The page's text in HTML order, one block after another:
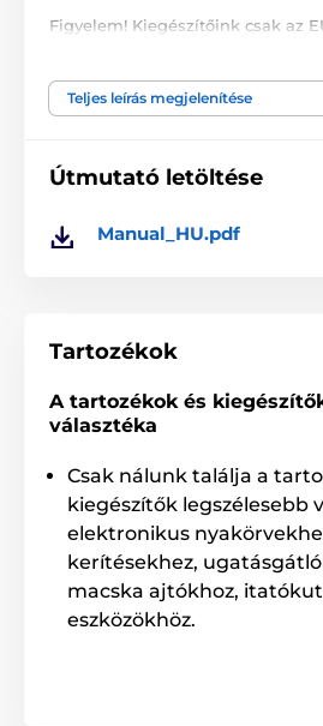
Figyelem! Kiegészítőink csak az
tőlünk tartozékokat, a termékek
kompatibilisek! Különböző
változhatnak. A képek csak
Tartozékok kiképző nyakörvek
Adókészülék
Adókészülék Canicom
Teljes leírás megjelenítése
Útmutató letöltése
Manual_HU.pdf
Tartozékok
A tartozékok és
választéka
Csak nálunk találja a
kiegészítők legszélesebb
elektronikus
kerítésekhez,
macska ajtókhoz,
eszközökhöz.